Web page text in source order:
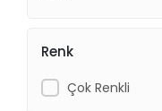
Renk
Çok Renkli